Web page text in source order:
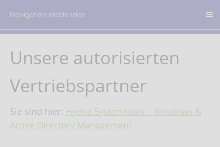
Navigation einblenden
Unsere autorisierten
Vertriebspartner
Sie sind hier: Hyena Systemtools – Windows &
Active Directory Management